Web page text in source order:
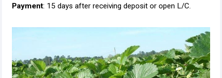
Payment: 15 days after receiving deposit or open L/C.